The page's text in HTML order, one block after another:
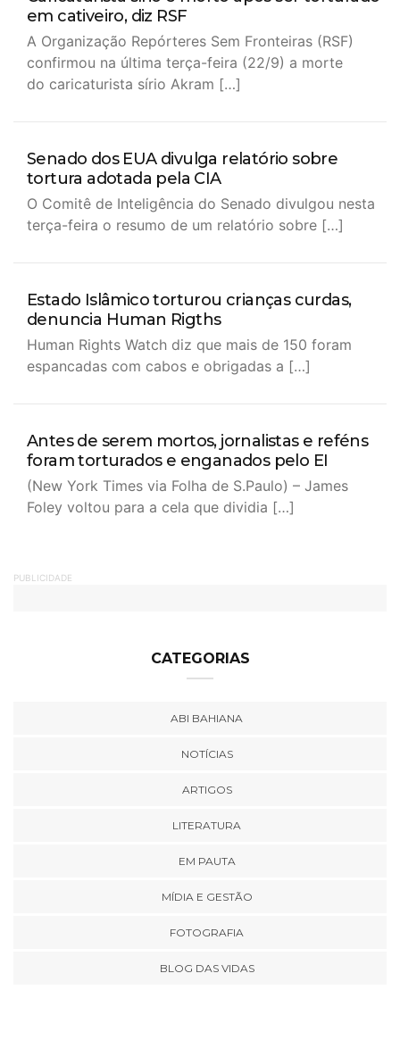
em cativeiro, diz RSF
A Organização Repórteres Sem Fronteiras (RSF)
confirmou na última terça-feira (22/9) a morte
do caricaturista sírio Akram […]
Senado dos EUA divulga relatório sobre
tortura adotada pela CIA
O Comitê de Inteligência do Senado divulgou nesta
terça-feira o resumo de um relatório sobre […]
Estado Islâmico torturou crianças curdas,
denuncia Human Rigths
Human Rights Watch diz que mais de 150 foram
espancadas com cabos e obrigadas a […]
Antes de serem mortos, jornalistas e reféns
foram torturados e enganados pelo EI
(New York Times via Folha de S.Paulo) – James
Foley voltou para a cela que dividia […]
PUBLICIDADE
CATEGORIAS
ABI BAHIANA
NOTÍCIAS
ARTIGOS
LITERATURA
EM PAUTA
MÍDIA E GESTÃO
FOTOGRAFIA
BLOG DAS VIDAS